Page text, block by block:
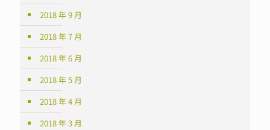
2018 年 9 月
2018 年 7 月
2018 年 6 月
2018 年 5 月
2018 年 4 月
2018 年 3 月